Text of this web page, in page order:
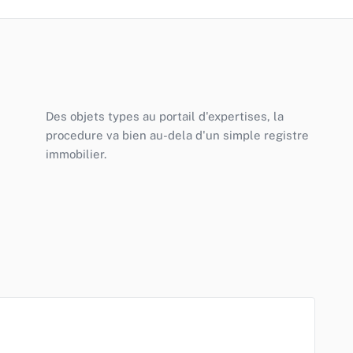
Des objets types au portail d'expertises, la
procedure va bien au-dela d'un simple registre
immobilier.